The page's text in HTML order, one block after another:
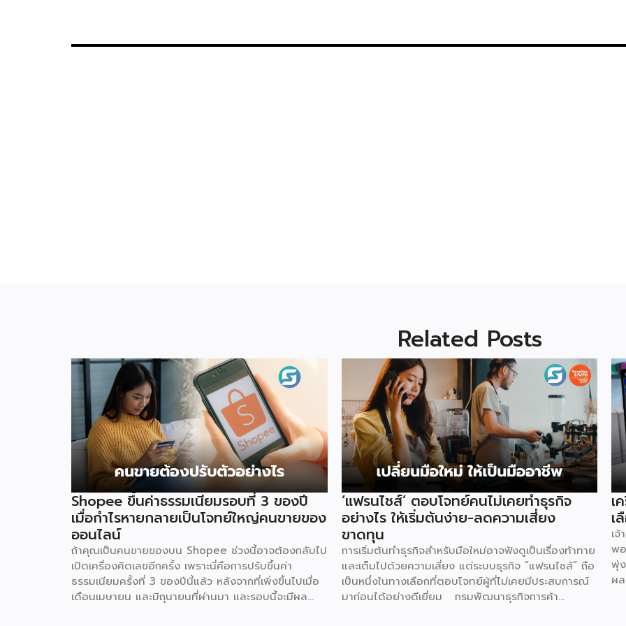
Related Posts
Shopee ขึ้นค่าธรรมเนียมรอบที่ 3 ของปี
เมื่อกำไรหายกลายเป็นโจทย์ใหญ่คนขายของ
ออนไลน์
ถ้าคุณเป็นคนขายของบน Shopee ช่วงนี้อาจต้องกลับไป
เปิดเครื่องคิดเลขอีกครั้ง เพราะนี่คือการปรับขึ้นค่า
ธรรมเนียมครั้งที่ 3 ของปีนี้แล้ว หลังจากที่เพิ่งขึ้นไปเมื่อ
เดือนเมษายน และมิถุนายนที่ผ่านมา และรอบนี้จะมีผล
‘แฟรนไชส์’ ตอบโจทย์คนไม่เคยทำธุรกิจ
อย่างไร ให้เริ่มต้นง่าย-ลดความเสี่ยง
ขาดทุน
การเริ่มต้นทำธุรกิจสำหรับมือใหม่อาจฟังดูเป็นเรื่องท้าทาย
และเต็มไปด้วยความเสี่ยง แต่ระบบธุรกิจ “แฟรนไชส์” ถือ
เป็นหนึ่งในทางเลือกที่ตอบโจทย์ผู้ที่ไม่เคยมีประสบการณ์
มาก่อนได้อย่างดีเยี่ยม กรมพัฒนาธุรกิจการค้า
เ
เ
เ
พ
พุ่
ผ